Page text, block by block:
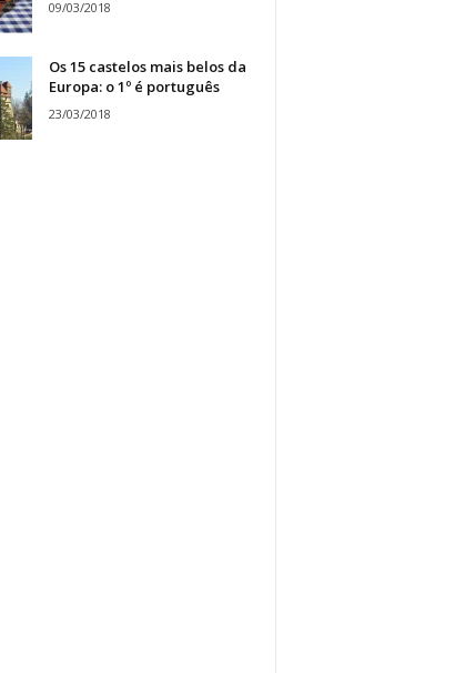
09/03/2018
Os 15 castelos mais belos da
Europa: o 1º é português
23/03/2018